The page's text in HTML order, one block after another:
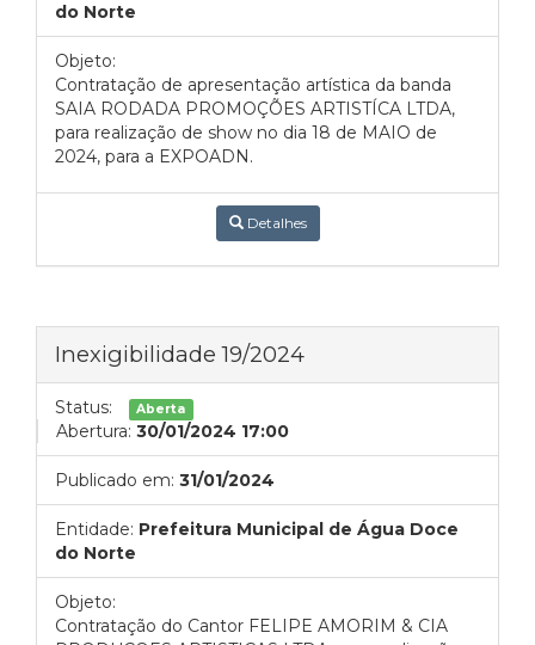
do Norte
Objeto:
Contratação de apresentação artística da banda
SAIA RODADA PROMOÇÕES ARTISTÍCA LTDA,
para realização de show no dia 18 de MAIO de
2024, para a EXPOADN.
Detalhes
Inexigibilidade 19/2024
Status: Aberta
Abertura: 30/01/2024 17:00
Publicado em: 31/01/2024
Entidade: Prefeitura Municipal de Água Doce
do Norte
Objeto:
Contratação do Cantor FELIPE AMORIM & CIA